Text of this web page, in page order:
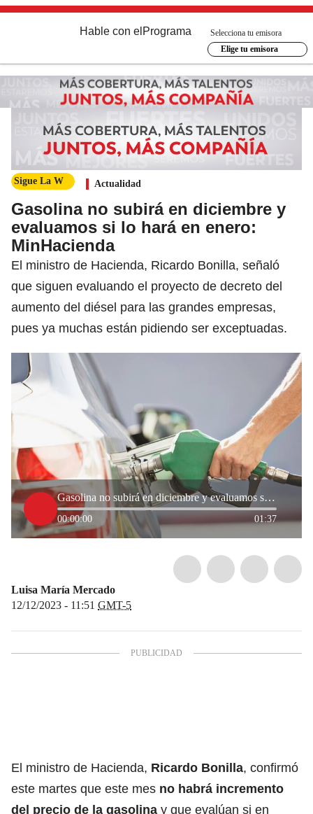
Hable con el Programa
Selecciona tu emisora
Elige tu emisora
Sigue La W Actualidad
Gasolina no subirá en diciembre y
evaluamos si lo hará en enero:
MinHacienda
El ministro de Hacienda, Ricardo Bonilla, señaló
que siguen evaluando el proyecto de decreto del
aumento del diésel para las grandes empresas,
pues ya muchas están pidiendo ser exceptuadas.
Gasolina no subirá en diciembre y evaluamos si lo hará en enero: MinHacienda
00:00:00 01:37
Luisa María Mercado
12/12/2023 - 11:51 GMT-5
El ministro de Hacienda, Ricardo Bonilla, confirmó
este martes que este mes no habrá incremento
del precio de la gasolina y que evalúan si en